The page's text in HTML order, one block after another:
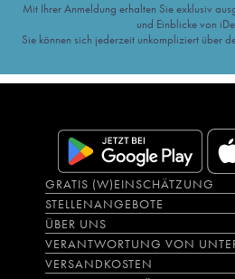
Mit Ihrer Anmeldung erhalten Sie exklusiv
und Einblicke von
Sie können sich jederzeit unkompliziert über
GRATIS (W)EINSCHÄTZUNG
STELLENANGEBOTE
ÜBER UNS
VERANTWORTUNG VON
VERSANDKOSTEN